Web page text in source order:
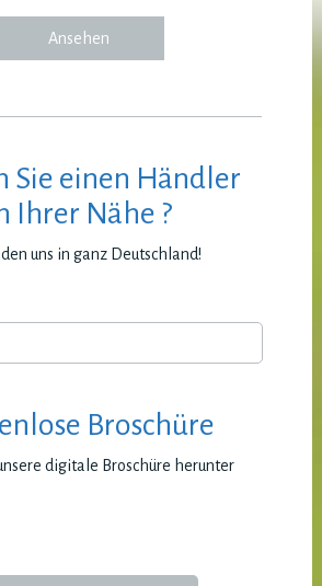
Ansehen
Sie einen Händler
Ihrer Nähe ?
uns in ganz Deutschland!
Broschüre
digitale Broschüre herunter